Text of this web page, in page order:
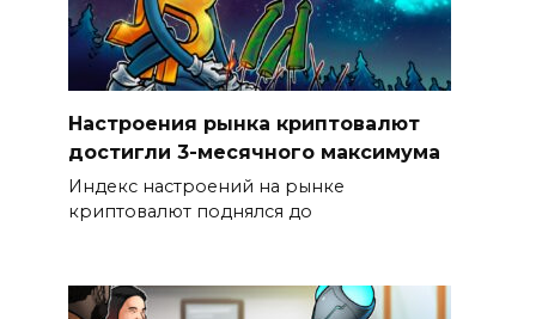
Настроения рынка криптовалют
достигли 3-месячного максимума
Индекс настроений на рынке
криптовалют поднялся до